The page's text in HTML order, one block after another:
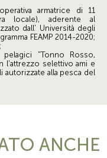
armatrice di 11
locale), aderente al
dall' Università degli
FEAMP 2014-2020;
"Tonno Rosso,
l'attrezzo selettivo ami e
autorizzate alla pesca del
ANCHE